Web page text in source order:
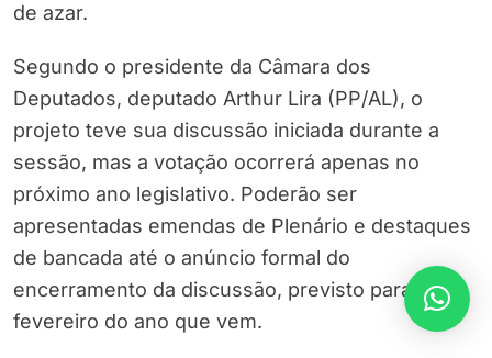
de azar.
Segundo o presidente da Câmara dos
Deputados, deputado Arthur Lira (PP/AL), o
projeto teve sua discussão iniciada durante a
sessão, mas a votação ocorrerá apenas no
próximo ano legislativo. Poderão ser
apresentadas emendas de Plenário e destaques
de bancada até o anúncio formal do
encerramento da discussão, previsto para
fevereiro do ano que vem.